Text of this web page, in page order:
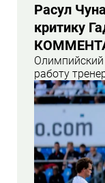
Расул
критику
Олимпийский
работу